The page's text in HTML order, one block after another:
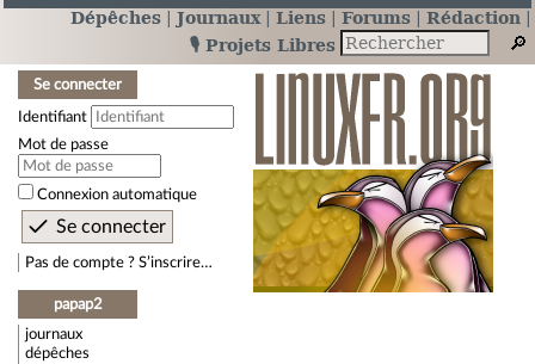
Dépêches Journaux Liens Forums
Rédaction
🎙️ Projets Libres
Se connecter
Identifiant
Mot de passe
Connexion automatique
Pas de compte ? S’inscrire…
papap2
journaux
dépêches